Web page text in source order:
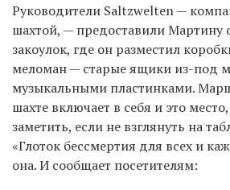
Руководители Saltzwelten —
шахтой, — предоставили Мартину
закоулок, где он разместил
меломан — старые ящики из-под
музыкальными пластинками.
шахте включает в себя и это
заметить, если не взглянуть на
«Глоток бессмертия для всех и
она. И сообщает посетителям: